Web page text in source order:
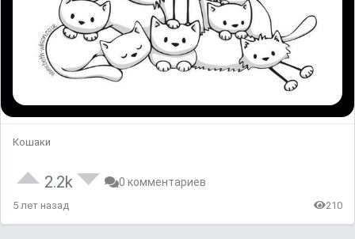
Кошаки
2.2k 0 комментариев
5 лет назад 210